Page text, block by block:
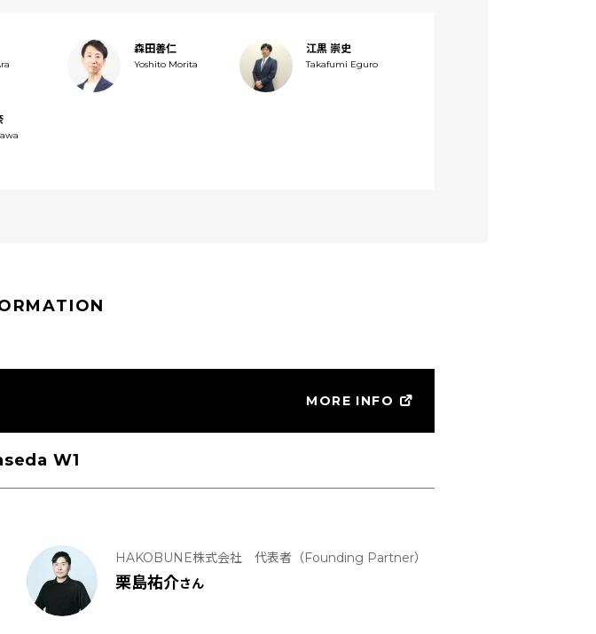
森田善仁
Yoshito Morita
江黒 崇史
Takafumi Eguro
MORE INFO
W1
HAKOBUNE株式会社 代表者（Founding Partner）
栗島祐介さん